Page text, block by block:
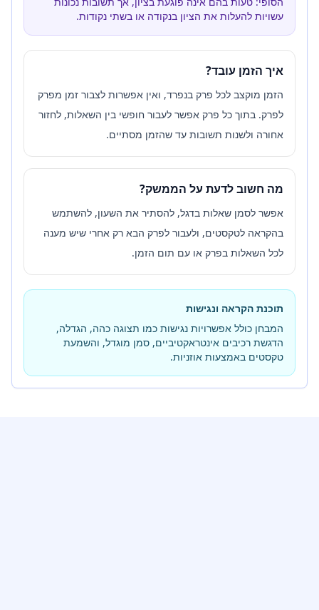
עשויות להעלות את הציון בנקודה או בשתי נקודות.
איך הזמן עובד?
הזמן מוקצב לכל פרק בנפרד, ואין אפשרות לצבור זמן מפרק
לפרק. בתוך כל פרק אפשר לעבור חופשי בין השאלות, לחזור
אחורה ולשנות תשובות עד שהזמן מסתיים.
מה חשוב לדעת על הממשק?
אפשר לסמן שאלות בדגל, להסתיר את השעון, להשתמש
בהקראה לטקסטים, ולעבור לפרק הבא רק אחרי שיש מענה
לכל השאלות בפרק או עם תום הזמן.
תוכנת הקראה ונגישות
המבחן כולל אפשרויות נגישות כמו תצוגה כהה, הגדלה,
הדגשת רכיבים אינטראקטיביים, סמן מוגדל, והשמעת
טקסטים באמצעות אוזניות.